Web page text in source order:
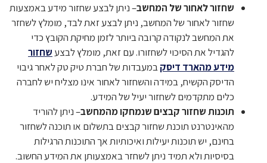
שחזור לאחור של המחשב– ניתן לבצע שחזור מידע באמצעות
שחזור לאחור של המחשב, ניתן לבצע זאת לבד, מומלץ לשחזר
את המחשב לנקודה קרובה ביותר לזמן מחיקת הקובץ כדי
להגדיל את הסיכוי לשחזורו. עם זאת, מומלץ לבצע שחזור
מידע מהארד דיסקבמעבדות של חברת טיק טק לאחר גיבוי
הדיסק הקשיח, במידה והשחזור לאחור אינו מצליח יש לחברה
כלים מתקדמים לשחזור יעיל של המידע.
תוכנות שחזור קבצים שנמחקו מהמחשב– ניתן להוריד
מהאינטרנט תוכנת שחזור קבצים בתשלום או תוכנה לשחזור
בחינם, יש תוכנות יעילות ואיכותיות אך התוכנות הרגילות
בסיסיות ולא תמיד ניתן לשחזר באמצעותן את המידע החשוב.